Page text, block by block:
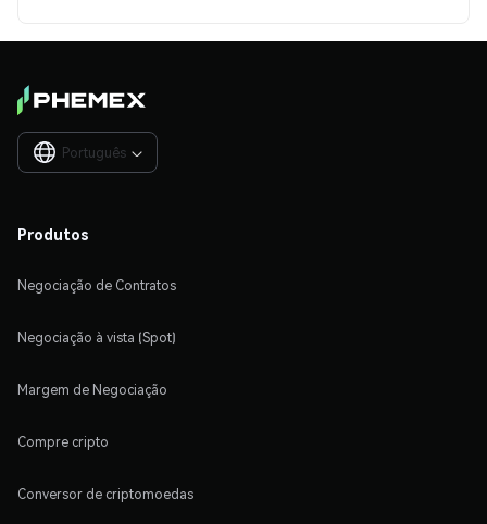
Português 
Produtos
Negociação de Contratos
Negociação à vista (Spot)
Margem de Negociação
Compre cripto
Conversor de criptomoedas